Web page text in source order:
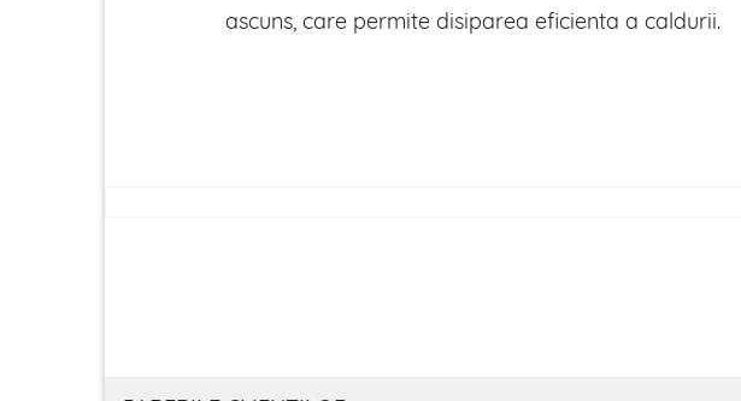
ascuns, care permite disiparea eficienta a caldurii.